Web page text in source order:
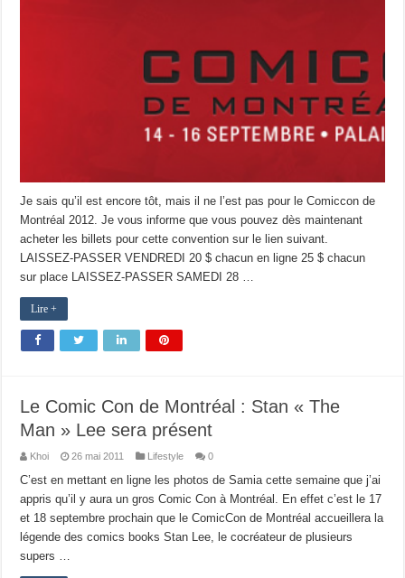
Je sais qu’il est encore tôt, mais il ne l’est pas pour le Comiccon de
Montréal 2012. Je vous informe que vous pouvez dès maintenant
acheter les billets pour cette convention sur le lien suivant.
LAISSEZ-PASSER VENDREDI 20 $ chacun en ligne 25 $ chacun
sur place LAISSEZ-PASSER SAMEDI 28 …
Lire +
Le Comic Con de Montréal : Stan « The
Man » Lee sera présent
Khoi 26 mai 2011 Lifestyle 0
C’est en mettant en ligne les photos de Samia cette semaine que j’ai
appris qu’il y aura un gros Comic Con à Montréal. En effet c’est le 17
et 18 septembre prochain que le ComicCon de Montréal accueillera la
légende des comics books Stan Lee, le cocréateur de plusieurs
supers …